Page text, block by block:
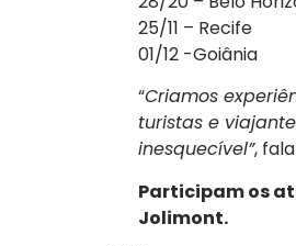
25/11 – Recife
01/12 -Goiânia
“Criamos
turistas e
inesquecível”,
Participam os
Jolimont.